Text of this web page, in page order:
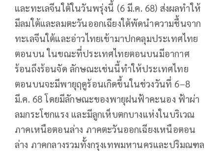
และทะเลจีนใต้ในวันพรุ่งนี้ (6 มี.ค. 68) ส่งผลทำให้
มีลมใต้และลมตะวันออกเฉียงใต้พัดนำความชื้นจาก
ทะเลจีนใต้และอ่าวไทยเข้ามาปกคลุมประเทศไทย
ตอนบน ในขณะที่ประเทศไทยตอนบนมีอากาศ
ร้อนถึงร้อนจัด ลักษณะเช่นนี้ทำให้ประเทศไทย
ตอนบนจะมีพายุฤดูร้อนเกิดขึ้นในช่วงวันที่ 6–8
มี.ค. 68 โดยมีลักษณะของพายุฝนฟ้าคะนอง ฟ้าผ่า
ลมกระโชกแรง และมีลูกเห็บตกบางแห่งในบริเวณ
ภาคเหนือตอนล่าง ภาคตะวันออกเฉียงเหนือตอน
ล่าง ภาคกลางรวมทั้งกรุงเทพมหานครและปริมณฑล